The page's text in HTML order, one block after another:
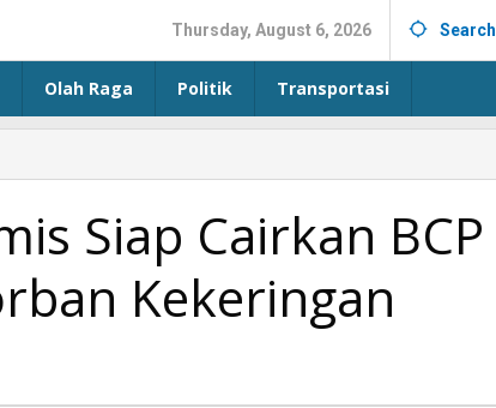
Thursday, August 6, 2026 Search
Olah Raga Politik Transportasi
Siap Cairkan BCP
Kekeringan